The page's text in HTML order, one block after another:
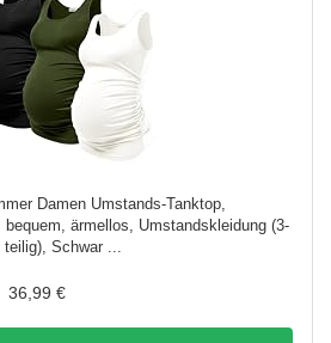
Damen Umstands-Tanktop,
ärmellos, Umstandskleidung (3-
teilig), Schwar ...
36,99 €